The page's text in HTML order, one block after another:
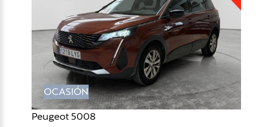
OCASIÓN
Peugeot 5008